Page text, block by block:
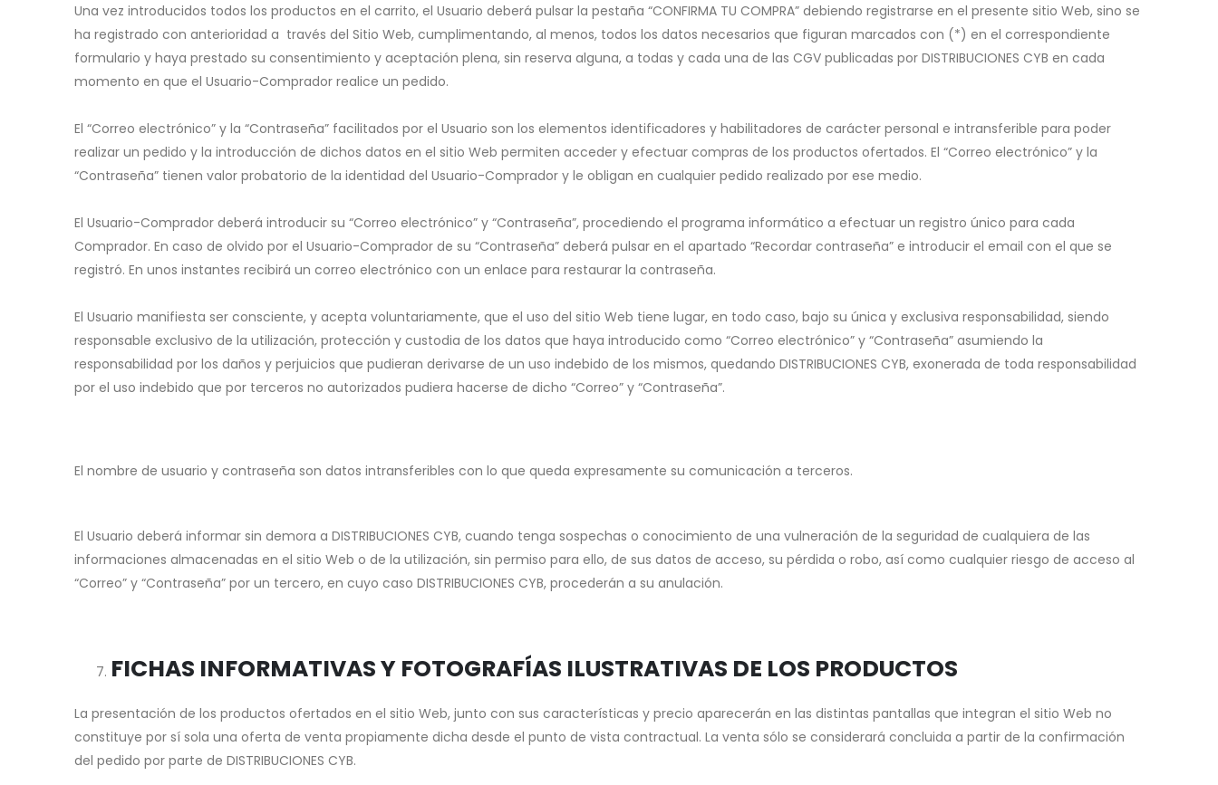
Una vez introducidos todos los productos en el carrito, el Usuario deberá pulsar la pestaña “CONFIRMA TU COMPRA” debiendo registrarse en el presente sitio Web, sino se
ha registrado con anterioridad a través del Sitio Web, cumplimentando, al menos, todos los datos necesarios que figuran marcados con (*) en el correspondiente
formulario y haya prestado su consentimiento y aceptación plena, sin reserva alguna, a todas y cada una de las CGV publicadas por DISTRIBUCIONES CYB en cada
momento en que el Usuario-Comprador realice un pedido.
El “Correo electrónico” y la “Contraseña” facilitados por el Usuario son los elementos identificadores y habilitadores de carácter personal e intransferible para poder
realizar un pedido y la introducción de dichos datos en el sitio Web permiten acceder y efectuar compras de los productos ofertados. El “Correo electrónico” y la
“Contraseña” tienen valor probatorio de la identidad del Usuario-Comprador y le obligan en cualquier pedido realizado por ese medio.
El Usuario-Comprador deberá introducir su “Correo electrónico” y “Contraseña”, procediendo el programa informático a efectuar un registro único para cada
Comprador. En caso de olvido por el Usuario-Comprador de su “Contraseña” deberá pulsar en el apartado “Recordar contraseña” e introducir el email con el que se
registró. En unos instantes recibirá un correo electrónico con un enlace para restaurar la contraseña.
El Usuario manifiesta ser consciente, y acepta voluntariamente, que el uso del sitio Web tiene lugar, en todo caso, bajo su única y exclusiva responsabilidad, siendo
responsable exclusivo de la utilización, protección y custodia de los datos que haya introducido como “Correo electrónico” y “Contraseña” asumiendo la
responsabilidad por los daños y perjuicios que pudieran derivarse de un uso indebido de los mismos, quedando DISTRIBUCIONES CYB, exonerada de toda responsabilidad
por el uso indebido que por terceros no autorizados pudiera hacerse de dicho “Correo” y “Contraseña”.
El nombre de usuario y contraseña son datos intransferibles con lo que queda expresamente su comunicación a terceros.
El Usuario deberá informar sin demora a DISTRIBUCIONES CYB, cuando tenga sospechas o conocimiento de una vulneración de la seguridad de cualquiera de las
informaciones almacenadas en el sitio Web o de la utilización, sin permiso para ello, de sus datos de acceso, su pérdida o robo, así como cualquier riesgo de acceso al
“Correo” y “Contraseña” por un tercero, en cuyo caso DISTRIBUCIONES CYB, procederán a su anulación.
FICHAS INFORMATIVAS Y FOTOGRAFÍAS ILUSTRATIVAS DE LOS PRODUCTOS
La presentación de los productos ofertados en el sitio Web, junto con sus características y precio aparecerán en las distintas pantallas que integran el sitio Web no
constituye por sí sola una oferta de venta propiamente dicha desde el punto de vista contractual. La venta sólo se considerará concluida a partir de la confirmación
del pedido por parte de DISTRIBUCIONES CYB.